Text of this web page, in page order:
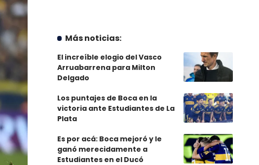
Más noticias:
El increíble elogio del Vasco
Arruabarrena para Milton
Delgado
Los puntajes de Boca en la
victoria ante Estudiantes de La
Plata
Es por acá: Boca mejoró y le
ganó merecidamente a
Estudiantes en el Ducó